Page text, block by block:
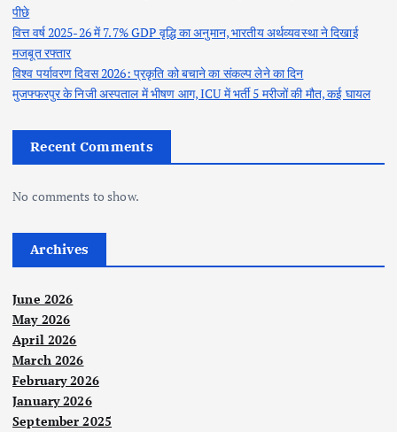
पीछे
वित्त वर्ष 2025-26 में 7.7% GDP वृद्धि का अनुमान, भारतीय अर्थव्यवस्था ने दिखाई
मजबूत रफ्तार
विश्व पर्यावरण दिवस 2026: प्रकृति को बचाने का संकल्प लेने का दिन
मुजफ्फरपुर के निजी अस्पताल में भीषण आग, ICU में भर्ती 5 मरीजों की मौत, कई घायल
Recent Comments
No comments to show.
Archives
June 2026
May 2026
April 2026
March 2026
February 2026
January 2026
September 2025